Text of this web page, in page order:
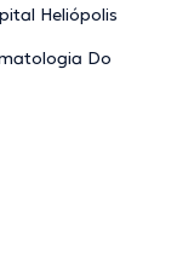
Heliópolis
Do